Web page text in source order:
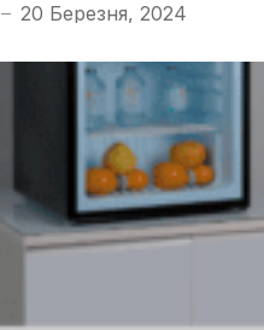
— 20 Березня, 2024